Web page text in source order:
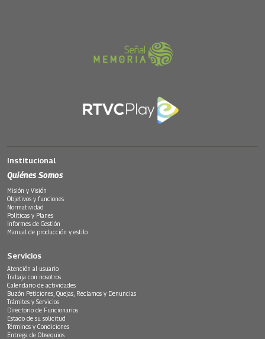
Institucional
Quiénes Somos
Misión y Visión
Objetivos y funciones
Normatividad
Políticas y Planes
Informes de Gestión
Manual de producción y estilo
Servicios
Atención al usuario
Trabaja con nosotros
Calendario de actividades
Buzón Peticiones, Quejas, Reclamos y Denuncias
Trámites y Servicios
Directorio de Funcionarios
Estado de su solicitud
Términos y Condiciones
Entrega de Obsequios